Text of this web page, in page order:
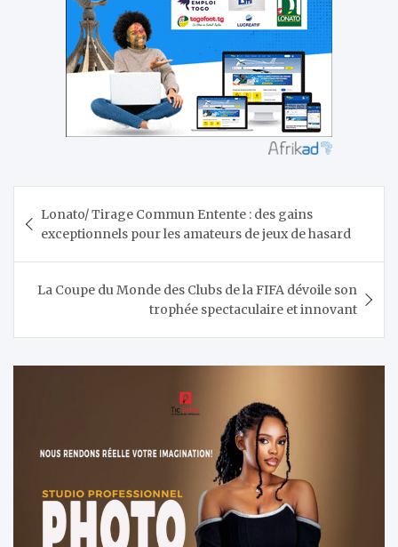
de
l’article
Lonato/ Tirage Commun Entente : des gains
exceptionnels pour les amateurs de jeux de hasard
La Coupe du Monde des Clubs de la FIFA dévoile son
trophée spectaculaire et innovant